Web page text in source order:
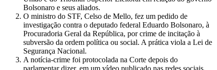
Bolsonaro e seus aliados.
O ministro do STF, Celso de Mello, fez um pedido de
investigação contra o deputado federal Eduardo Bolsonaro, à
Procuradoria Geral da República, por crime de incitação à
subversão da ordem política ou social. A prática viola a Lei de
Segurança Nacional.
A notícia-crime foi protocolada na Corte depois do
parlamentar dizer, em um vídeo publicado nas redes sociais,